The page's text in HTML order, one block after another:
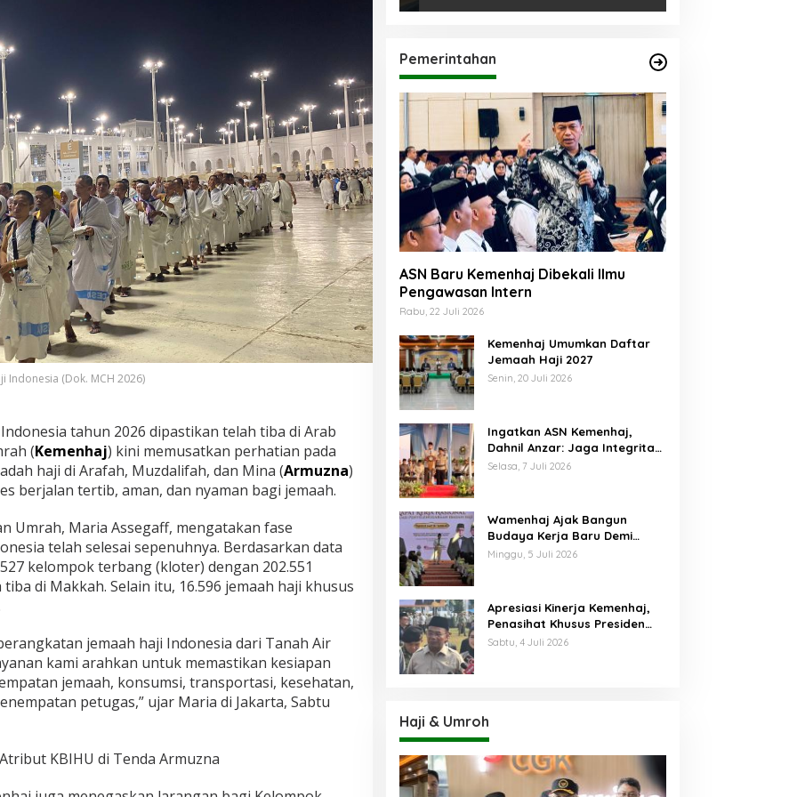
Indonesia (Dok. MCH 2026)
tahun 2026 dipastikan telah tiba di Arab
(Kemenhaj) kini memusatkan perhatian pada
haji di Arafah, Muzdalifah, dan Mina (Armuzna)
berjalan tertib, aman, dan nyaman bagi jemaah.
Umrah, Maria Assegaff, mengatakan fase
telah selesai sepenuhnya. Berdasarkan data
kelompok terbang (kloter) dengan 202.551
di Makkah. Selain itu, 16.596 jemaah haji khusus
jemaah haji Indonesia dari Tanah Air
kami arahkan untuk memastikan kesiapan
jemaah, konsumsi, transportasi, kesehatan,
petugas,” ujar Maria di Jakarta, Sabtu
KBIHU di Tenda Armuzna
Pemerintahan
ASN Baru Kemenhaj Dibekali Ilmu
Pengawasan Intern
Rabu, 22 Juli 2026
Kemenhaj Umumkan Daftar
Jemaah Haji 2027
Senin, 20 Juli 2026
Ingatkan ASN Kemenhaj,
Dahnil Anzar: Jaga Integritas,
Hentikan Praktik Menjadikan
Selasa, 7 Juli 2026
Wamenhaj Ajak Bangun
Budaya Kerja Baru Demi
Pelayanan Terbaik bagi
Minggu, 5 Juli 2026
Apresiasi Kinerja Kemenhaj,
Penasihat Khusus Presiden
Nilai Transisi
Sabtu, 4 Juli 2026
Haji & Umroh